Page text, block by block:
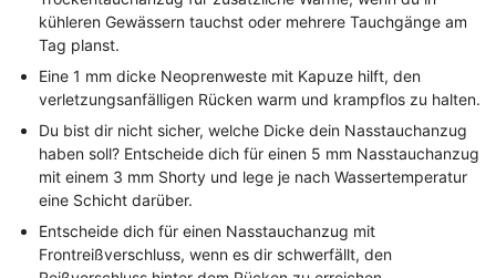
kühleren Gewässern tauchst oder mehrere Tauchgänge am
Tag planst.
Eine 1 mm dicke Neoprenweste mit Kapuze hilft, den
verletzungsanfälligen Rücken warm und krampflos zu halten.
Du bist dir nicht sicher, welche Dicke dein Nasstauchanzug
haben soll? Entscheide dich für einen 5 mm Nasstauchanzug
mit einem 3 mm Shorty und lege je nach Wassertemperatur
eine Schicht darüber.
Entscheide dich für einen Nasstauchanzug mit
Frontreißverschluss, wenn es dir schwerfällt, den